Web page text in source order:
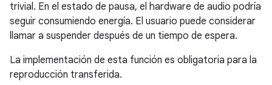
trivial. En el estado de pausa, el hardware de audio podría
seguir consumiendo energía. El usuario puede considerar
llamar a suspender después de un tiempo de espera.
La implementación de esta función es obligatoria para la
reproducción transferida.